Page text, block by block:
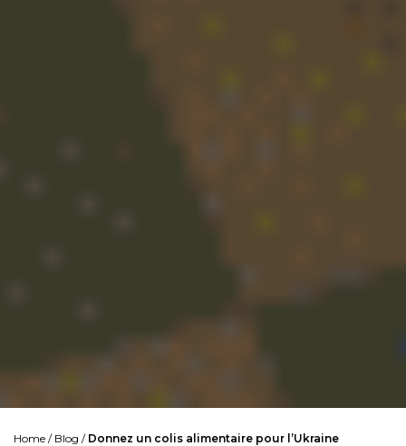
Home / Blog / Donnez un colis alimentaire pour l’Ukraine